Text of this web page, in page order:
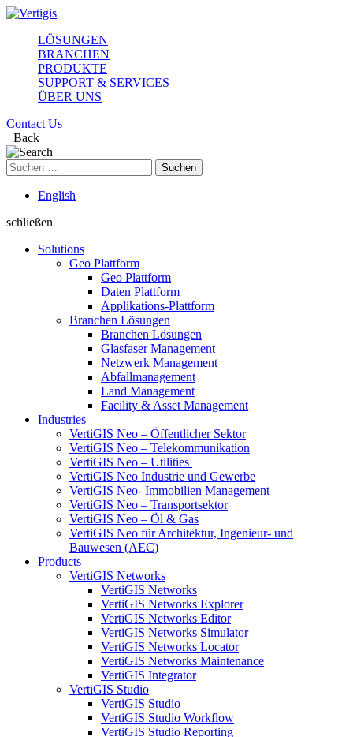
LÖSUNGEN
BRANCHEN
PRODUKTE
SUPPORT & SERVICES
ÜBER UNS
Contact Us
Back
Suchen
nach:
English
schließen
Solutions
Geo Plattform
Geo Plattform
Daten Plattform
Applikations-Plattform
Branchen Lösungen
Branchen Lösungen
Glasfaser Management
Netzwerk Management
Abfallmanagement
Land Management
Facility & Asset Management
Industries
VertiGIS Neo – Öffentlicher Sektor
VertiGIS Neo – Telekommunikation
VertiGIS Neo – Utilities
VertiGIS Neo Industrie und Gewerbe
VertiGIS Neo- Immobilien Management
VertiGIS Neo – Transportsektor
VertiGIS Neo – Öl & Gas
VertiGIS Neo für Architektur, Ingenieur- und
Bauwesen (AEC)
Products
VertiGIS Networks
VertiGIS Networks
VertiGIS Networks Explorer
VertiGIS Networks Editor
VertiGIS Networks Simulator
VertiGIS Networks Locator
VertiGIS Networks Maintenance
VertiGIS Integrator
VertiGIS Studio
VertiGIS Studio
VertiGIS Studio Workflow
VertiGIS Studio Reporting